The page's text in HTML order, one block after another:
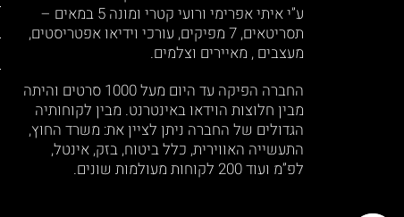
ע”י איתי אפרימי ורועי קטרי ומונה 5 במאים –
תסריטאים, 7 מפיקים, עורכי וידיאו אפטריסטים,
מעצבים , מאיירים וצלמים.
החברה הפיקה עד היום מעל 1000 סרטים והיתה
מבין חלוצות הוידאו באינטרנט. מבין לקוחותיה
הגדולים של החברה ניתן לציין את: משרד החוץ,
התעשייה האווירית, כלל ביטוח, בזק, אינטל,
לפ”מ ועוד 200 לקוחות מעולמות שונים.